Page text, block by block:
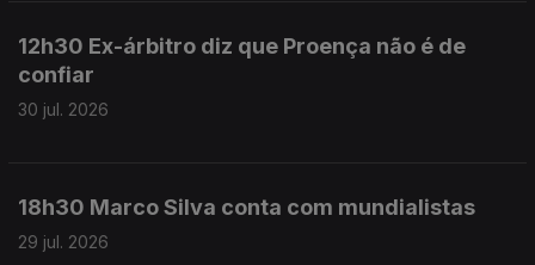
12h30 Ex-árbitro diz que Proença não é de
confiar
30 jul. 2026
18h30 Marco Silva conta com mundialistas
29 jul. 2026